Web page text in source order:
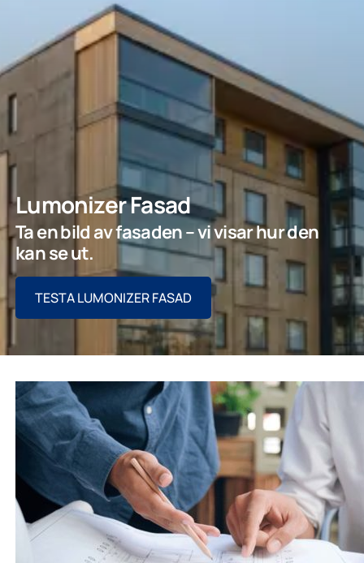
Lumonizer Fasad
Ta en bild av fasaden – vi visar hur den
kan se ut.
TESTA LUMONIZER FASAD